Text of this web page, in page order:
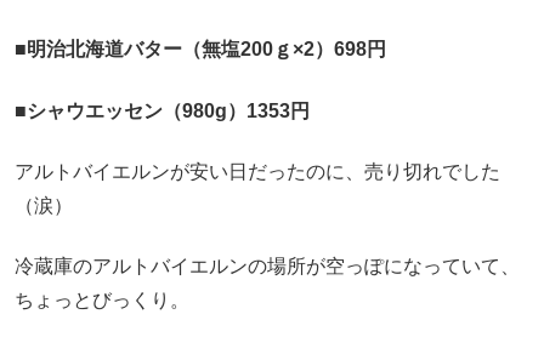
■明治北海道バター（無塩200ｇ×2）698円
■シャウエッセン（980g）1353円
アルトバイエルンが安い日だったのに、売り切れでした
（涙）
冷蔵庫のアルトバイエルンの場所が空っぽになっていて、
ちょっとびっくり。